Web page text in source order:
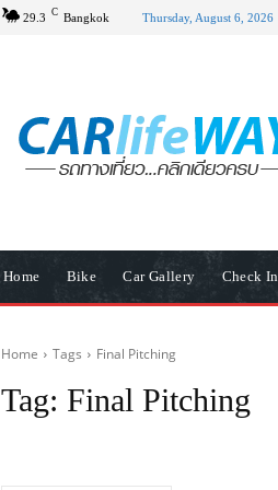
29.3 C Bangkok Thursday, August 6, 2026
Home Bike Car Gallery Check In
Home Tags Final Pitching
Tag: Final Pitching